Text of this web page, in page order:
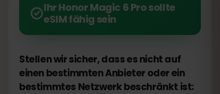
Ihr Honor Magic 6 Pro sollte
eSIM fähig sein
Stellen wir sicher, dass es nicht auf
einen bestimmten Anbieter oder ein
bestimmtes Netzwerk beschränkt ist: